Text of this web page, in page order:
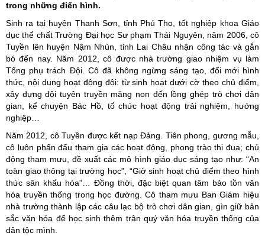
trong những điển hình.
Sinh ra tại huyện Thanh Sơn, tỉnh Phú Thọ, tốt nghiệp khoa Giáo
dục thể chất Trường Đại học Sư phạm Thái Nguyên, năm 2006, cô
Tuyền lên huyện Nậm Nhùn, tỉnh Lai Châu nhận công tác và gắn
bó đến nay. Năm 2012, cô được nhà trường giao nhiệm vụ làm
Tổng phụ trách Đội. Cô đã không ngừng sáng tạo, đổi mới hình
thức, nội dung hoạt động đội: từ sinh hoạt dưới cờ theo chủ điểm,
xây dựng đội tuyên truyền măng non đến lồng ghép trò chơi dân
gian, kể chuyện Bác Hồ, tổ chức hoạt động trải nghiệm, hướng
nghiệp…
Năm 2012, cô Tuyền được kết nạp Đảng. Tiên phong, gương mẫu,
cô luôn phấn đấu tham gia các hoạt động, phong trào thi đua; chủ
động tham mưu, đề xuất các mô hình giáo dục sáng tạo như: “An
toàn giao thông tại trường học”, “Giờ sinh hoạt chủ điểm theo hình
thức sân khấu hóa”… Đồng thời, đặc biệt quan tâm bảo tồn văn
hóa truyền thống trong học đường. Cô tham mưu Ban Giám hiệu
nhà trường thành lập các câu lạc bộ trò chơi dân gian, gìn giữ bản
sắc văn hóa để học sinh thêm trân quý văn hóa truyền thống của
dân tộc mình.